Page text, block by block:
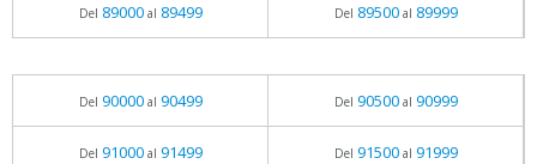
Del 89000al 89499 Del 89500al 89999
Del 90000al 90499 Del 90500al 90999
Del 91000al 91499 Del 91500al 91999